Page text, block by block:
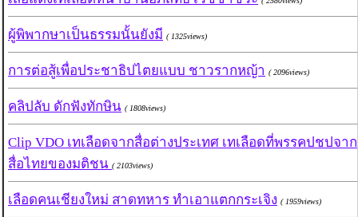
ผู้พิพากษาเป็นธรรมนั้นยังมี ( 1325views)
การต่อสู้เพื่อประชาธิปไตยแบบ ชาวรากหญ้า ( 2096views)
คลิปลับ ดักฟังทักษิน ( 1808views)
Clip VDO เทเลือดจากสื่อต่างประเทศ เทเลือดที่พรรคปชปจาก
สื่อไทยของมติชน ( 2103views)
เลือดคนเชียงใหม่ สาดทหาร ทำเอาแตกกระเจิง ( 1959views)